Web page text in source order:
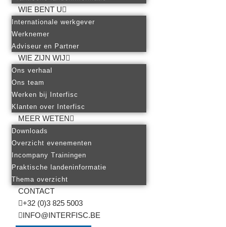
WIE BENT U
Internationale werkgever
Werknemer
Adviseur en Partner
WIE ZIJN WIJ
Ons verhaal
Ons team
Werken bij Interfisc
Klanten over Interfisc
MEER WETEN
Downloads
Overzicht evenementen
Incompany Trainingen
Praktische landeninformatie
Thema overzicht
CONTACT
+32 (0)3 825 5003
INFO@INTERFISC.BE